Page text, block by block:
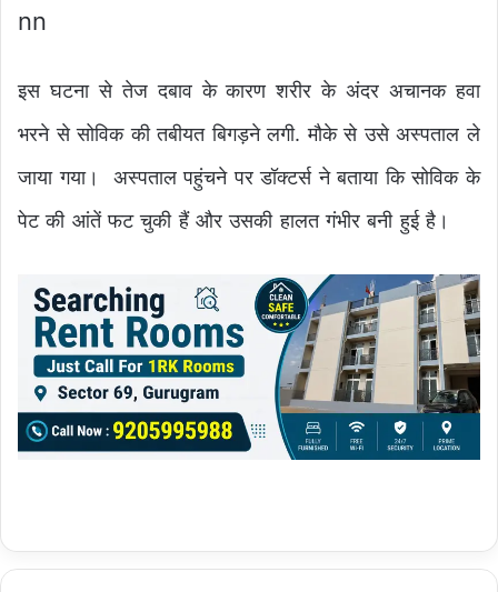
nn
इस घटना से तेज दबाव के कारण शरीर के अंदर अचानक हवा
भरने से सोविक की तबीयत बिगड़ने लगी. मौके से उसे अस्पताल ले
जाया गया। अस्पताल पहुंचने पर डॉक्टर्स ने बताया कि सोविक के
पेट की आंतें फट चुकी हैं और उसकी हालत गंभीर बनी हुई है।